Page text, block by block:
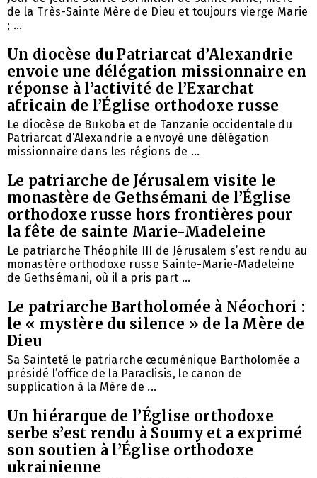
de la Très-Sainte Mère de Dieu et toujours vierge Marie
; ...
Un diocèse du Patriarcat d’Alexandrie
envoie une délégation missionnaire en
réponse à l’activité de l’Exarchat
africain de l’Église orthodoxe russe
Le diocèse de Bukoba et de Tanzanie occidentale du
Patriarcat d’Alexandrie a envoyé une délégation
missionnaire dans les régions de ...
Le patriarche de Jérusalem visite le
monastère de Gethsémani de l’Église
orthodoxe russe hors frontières pour
la fête de sainte Marie-Madeleine
Le patriarche Théophile III de Jérusalem s’est rendu au
monastère orthodoxe russe Sainte-Marie-Madeleine
de Gethsémani, où il a pris part ...
Le patriarche Bartholomée à Néochori :
le « mystère du silence » de la Mère de
Dieu
Sa Sainteté le patriarche œcuménique Bartholomée a
présidé l’office de la Paraclisis, le canon de
supplication à la Mère de ...
Un hiérarque de l’Église orthodoxe
serbe s’est rendu à Soumy et a exprimé
son soutien à l’Église orthodoxe
ukrainienne